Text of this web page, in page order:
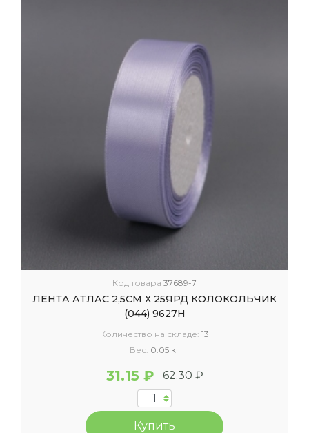
Код товара 37689-7
ЛЕНТА АТЛАС 2,5СМ Х 25ЯРД КОЛОКОЛЬЧИК
(044) 9627Н
Количество на складе: 13
Вес: 0.05 кг
31.15 ₽ 62.30 ₽
Купить